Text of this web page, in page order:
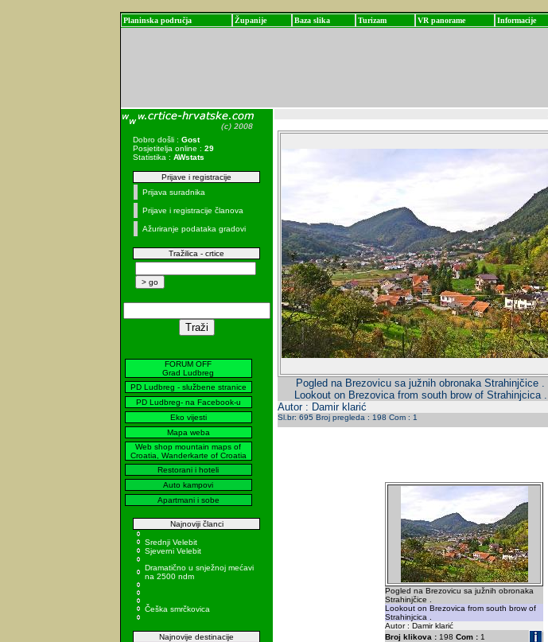
Planinska područja Županije Baza slika Turizam VR panorame Informacije
Dobro došli : Gost
Posjetitelja online : 29
Statistika : AWstats
Prijave i registracije
Prijava suradnika
Prijave i registracije članova
Ažuriranje podataka gradovi
Tražilica - crtice
FORUM OFF
Grad Ludbreg
PD Ludbreg - službene stranice
PD Ludbreg- na Facebook-u
Eko vijesti
Mapa weba
Web shop mountain maps of
Croatia, Wanderkarte of Croatia
Restorani i hoteli
Auto kampovi
Apartmani i sobe
Najnoviji članci
Srednji Velebit
Sjeverni Velebit
Dramatično u snježnoj mećavi
na 2500 ndm
Češka smrčkovica
Najnovije destinacije
Pogled na Brezovicu sa južnih obronaka Strahinjčice .
Lookout on Brezovica from south brow of Strahinjcica .
Autor : Damir klarić
Sl.br: 695 Broj pregleda : 198 Com : 1
Pogled na Brezovicu sa južnih obronaka
Strahinjčice .
Lookout on Brezovica from south brow of
Strahinjcica .
Autor : Damir klarić
Broj klikova : 198 Com : 1